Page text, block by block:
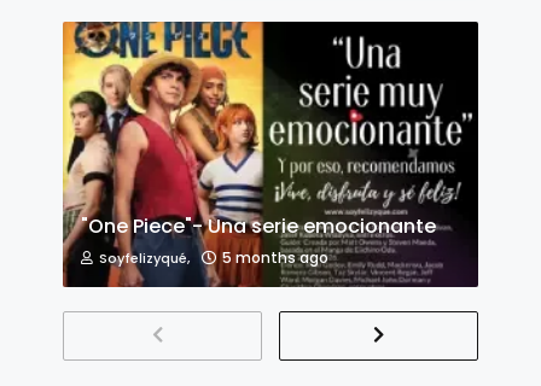
"One Piece"- Una serie emocionante
Soyfelizyqué, 5 months ago